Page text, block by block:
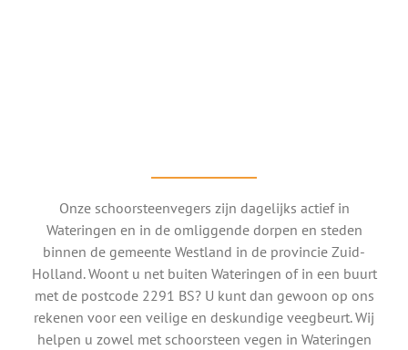
Onze schoorsteenvegers zijn dagelijks actief in
Wateringen en in de omliggende dorpen en steden
binnen de gemeente Westland in de provincie Zuid-
Holland. Woont u net buiten Wateringen of in een buurt
met de postcode 2291 BS? U kunt dan gewoon op ons
rekenen voor een veilige en deskundige veegbeurt. Wij
helpen u zowel met schoorsteen vegen in Wateringen